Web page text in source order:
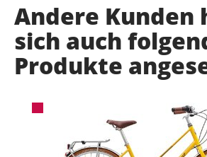
Andere Kunden
sich auch
Produkte